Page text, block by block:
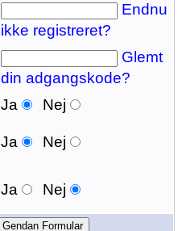
Endnu
ikke registreret?
Glemt
din adgangskode?
Ja
Nej
Ja Nej
Ja Nej